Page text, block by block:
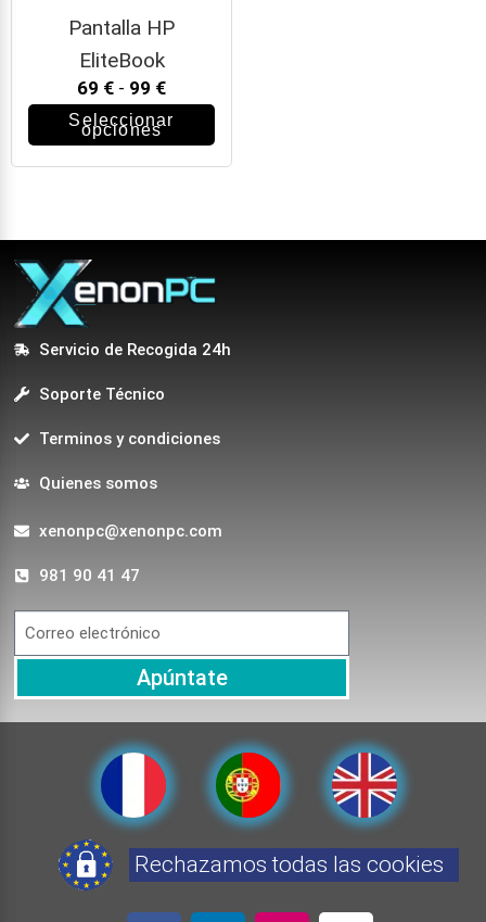
Pantalla HP
EliteBook
69 € - 99 €
Seleccionar
opciones
Servicio de Recogida 24h
Soporte Técnico
Terminos y condiciones
Quienes somos
xenonpc@xenonpc.com
981 90 41 47
Apúntate
Rechazamos todas las cookies